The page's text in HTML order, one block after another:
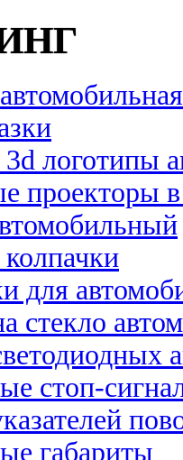
логотипы
проекторы
для
стекло
стоп-
габариты